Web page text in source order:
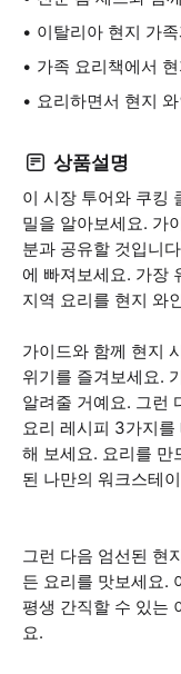
이탈리아 현지 가
가족 요리책에서
요리하면서 현지
상품설명
이 시장 투어와 쿠킹
밀을 알아보세요. 가
분과 공유할 것입니
에 빠져보세요. 가장
지역 요리를 현지 와
가이드와 함께 현지
위기를 즐겨보세요.
알려줄 거예요. 그런
요리 레시피 3가지를
해 보세요. 요리를 만
된 나만의 워크스테
그런 다음 엄선된 현
든 요리를 맛보세요.
평생 간직할 수 있는
요.